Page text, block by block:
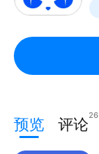
预览 评论26